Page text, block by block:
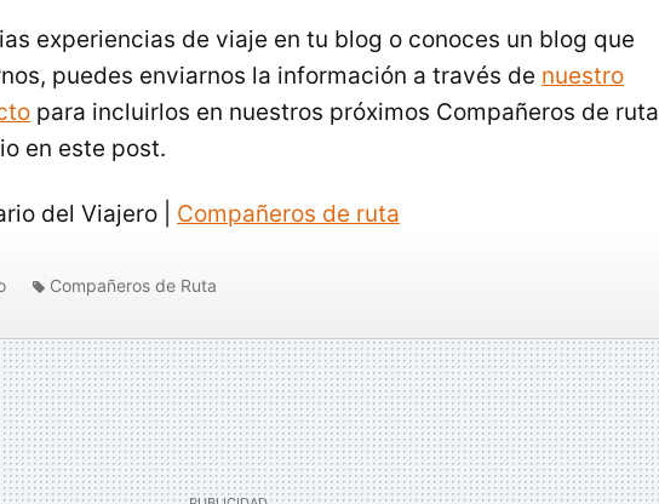
experiencias de viaje en tu blog o conoces un blog que
puedes enviarnos la información a través de nuestro
para incluirlos en nuestros próximos Compañeros de ruta
en este post.
del Viajero | Compañeros de ruta
Compañeros de Ruta